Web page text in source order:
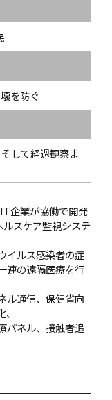
を防ぐ
して経過観察ま
企業が協働で開発
スケア監視システ
イルス感染者の症
連の遠隔医療を行
ル通信、保健省向
パネル、接触者追